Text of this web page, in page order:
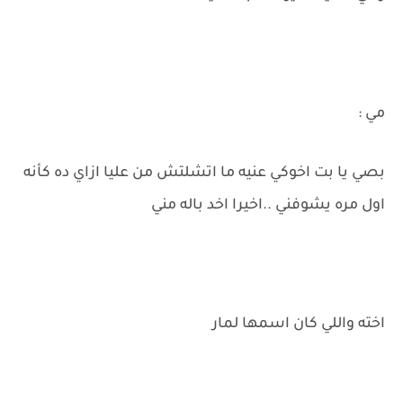
مي :
بصي يا بت اخوكي عنيه ما اتشلتش من عليا ازاي ده كأنه
اول مره يشوفني ..اخيرا اخد باله مني
اخته واللي كان اسمها لمار